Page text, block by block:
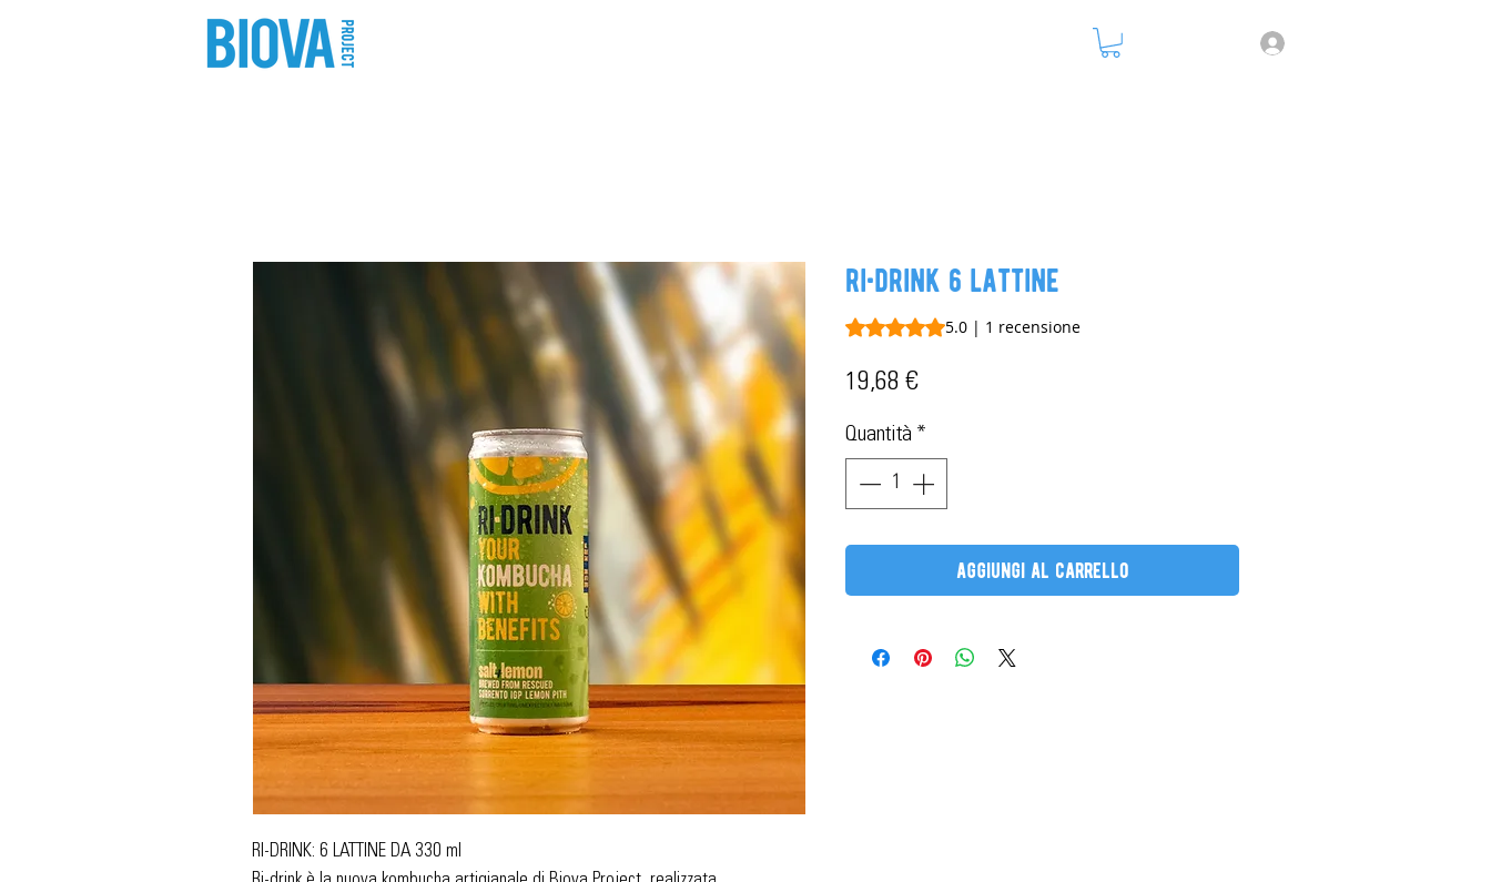
RI-DRINK: 6 LATTINE DA 330 ml
ri•drink 6 lattine
Sulla base di 1 recensione, la valutazione è 5.0 su cinque stelle
5.0 | 1 recensione
19,68 €Prezzo
Quantità *
aggiungi al carrello